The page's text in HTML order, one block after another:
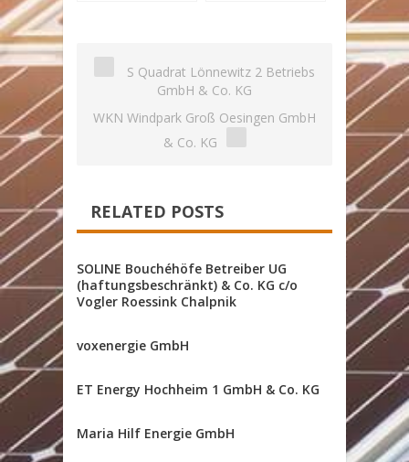
S Quadrat Lönnewitz 2 Betriebs
GmbH & Co. KG
WKN Windpark Groß Oesingen GmbH
& Co. KG
RELATED POSTS
SOLINE Bouchéhöfe Betreiber UG
(haftungsbeschränkt) & Co. KG c/o
Vogler Roessink Chalpnik
voxenergie GmbH
ET Energy Hochheim 1 GmbH & Co. KG
Maria Hilf Energie GmbH